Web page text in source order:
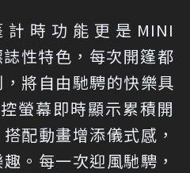
計時功能更是MINI
性特色，每次開篷都
將自由馳騁的快樂具
螢幕即時顯示累積開
配動畫增添儀式感，
。每一次迎風馳騁，